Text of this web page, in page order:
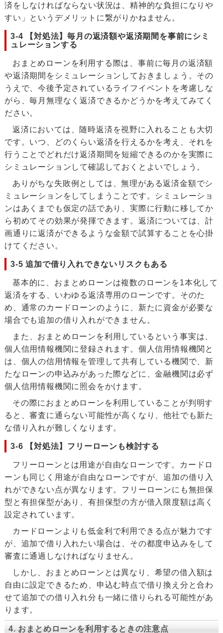
済をしなければならない状況は、精神的な負担になりや
すい」というデメリットに繋がりかねません。
3-4 【対処法】毎月の返済額や返済期間を事前にシミ
ュレーションする
おまとめローンを利用する際は、事前に毎月の返済額
や返済期間をシミュレーションしておきましょう。その
うえで、今後予定されているライフイベントを考慮しな
がら、毎月無理なく返済できるかどうかを考えてみてく
ださい。
返済においては、随時返済を視野に入れることも大切
です。いつ、どのくらい返済を行えるかを考え、それを
行うことでどれだけ返済期間を短縮できるのかを実際に
シミュレーションして確認しておくとよいでしょう。
ありがちな失敗例としては、無理がある返済金額でシ
ミュレーションをしてしまうことです。シミュレーショ
ンはあくまでも仮定の話であり、実際に行動に移してか
ら初めてその効果が発揮できます。返済については、計
画通りに返済ができるような金額で試算することを心掛
けてください。
3-5 追加で借り入れできないリスクもある
基本的に、おまとめローンは複数のローンを1本化して
返済をする、いわゆる返済専用のローンです。そのた
め、通常のカードローンのように、新たに資金が必要な
場合でも追加の借り入れができません。
また、おまとめローンを利用しているという事実は、
個人信用情報機関に登録されます。個人信用情報機関と
は、個人の信用情報を管理して共有している機関で、新
たなローンの申込みがあった際などに、金融機関は必ず
個人信用情報機関に照会をかけます。
その際におまとめローンを利用していることが判明す
ると、審査に通らない可能性が高くなり、他社でも新た
な借り入れが難しくなります。
3-6 【対処法】フリーローンも検討する
フリーローンとは用途が自由なローンです。カードロ
ーンも同じく用途が自由なローンですが、追加の借り入
れができない点が異なります。フリーローンにも無担保
型と有担保型があり、有担保型の方が借入限度額は高く
設定されています。
カードローンよりも低金利で利用できる点が魅力です
が、追加で借り入れたい場合は、その都度申込みをして
審査に通過しなければなりません。
しかし、おまとめローンとは異なり、希望の借入額は
自由に設定できるため、申込む時点で借り換え分と合わ
せて追加での借り入れ分も一緒に借りられる可能性があ
ります。
4. おまとめローンを利用するときの注意点